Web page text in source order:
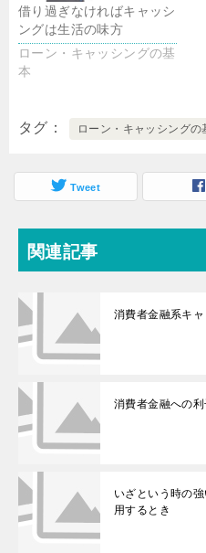
借り過ぎなければキャッシ
ングは生活の味方
ローン・キャッシングの基
本
タグ ローン・キャッシングの
Tweet
関連記事
消費者金融系キ
消費者金融への
いざという時の
用するとき